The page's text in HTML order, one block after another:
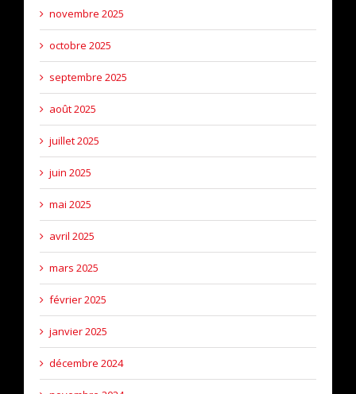
novembre 2025
octobre 2025
septembre 2025
août 2025
juillet 2025
juin 2025
mai 2025
avril 2025
mars 2025
février 2025
janvier 2025
décembre 2024